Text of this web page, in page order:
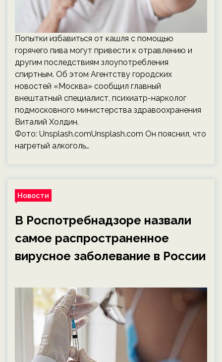
Попытки избавиться от кашля с помощью
горячего пива могут привести к отравлению и
другим последствиям злоупотребления
спиртным. Об этом Агентству городских
новостей «Москва» сообщил главный
внештатный специалист, психиатр-нарколог
подмосковного министерства здравоохранения
Виталий Холдин.
Фото: Unsplash.comUnsplash.com Он пояснил, что
нагретый алкоголь…
Новости
В Роспотребнадзоре назвали
самое распространенное
вирусное заболевание в России